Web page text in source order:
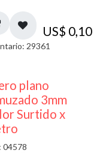
US$ 0,10
29361
50% DESCUENTO
plano
3mm
Surtido x
04578